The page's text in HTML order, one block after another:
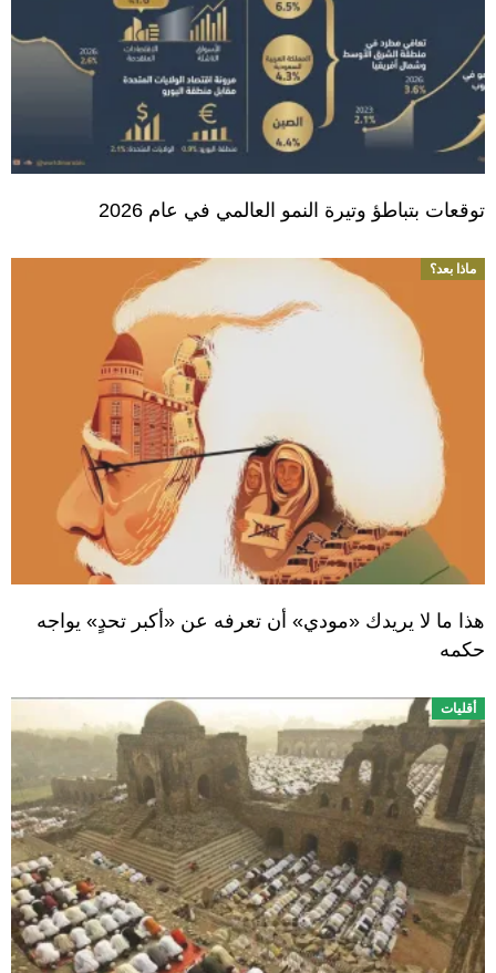
توقعات بتباطؤ وتيرة النمو العالمي في عام 2026
ماذا بعد؟
هذا ما لا يريدك «مودي» أن تعرفه عن «أكبر تحدٍ» يواجه
حكمه
أقليات